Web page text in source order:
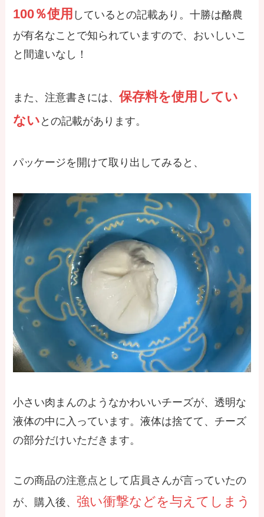
100％使用 しているとの記載あり。十勝は酪農
が有名なことで知られていますので、おいしいこ
と間違いなし！
また、注意書きには、保存料を使用してい
ない との記載があります。
パッケージを開けて取り出してみると、
小さい肉まんのようなかわいいチーズが、透明な
液体の中に入っています。液体は捨てて、チーズ
の部分だけいただきます。
この商品の注意点として店員さんが言っていたの
が、購入後、 強い衝撃などを与えてしまう